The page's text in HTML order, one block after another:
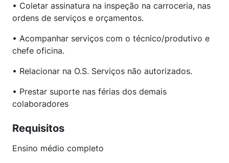
• Coletar assinatura na inspeção na carroceria, nas
ordens de serviços e orçamentos.
• Acompanhar serviços com o técnico/produtivo e
chefe oficina.
• Relacionar na O.S. Serviços não autorizados.
• Prestar suporte nas férias dos demais
colaboradores
Requisitos
Ensino médio completo